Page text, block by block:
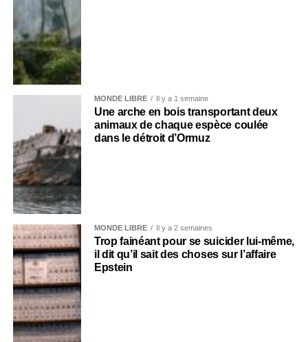
MONDE LIBRE Il y a 1 semaine
Une arche en bois transportant deux
animaux de chaque espèce coulée
dans le détroit d’Ormuz
MONDE LIBRE Il y a 2 semaines
Trop fainéant pour se suicider lui-même,
il dit qu’il sait des choses sur l’affaire
Epstein